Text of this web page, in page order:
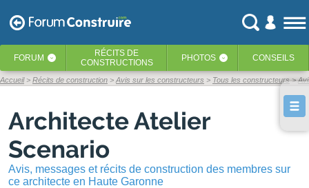
FORUM ‹ RÉCITS DE
CONSTRUCTIONS
PHOTOS ‹ CONSEILS
Accueil Récits de construction Avis sur les constructeurs Tous les constructeurs
Architecte Atelier
Scenario
Avis, messages et récits de construction des membres sur
ce architecte en Haute Garonne